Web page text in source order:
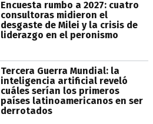
Encuesta rumbo a 2027: cuatro
consultoras midieron el
desgaste de Milei y la crisis de
liderazgo en el peronismo
Tercera Guerra Mundial: la
inteligencia artificial reveló
cuáles serían los primeros
países latinoamericanos en ser
derrotados